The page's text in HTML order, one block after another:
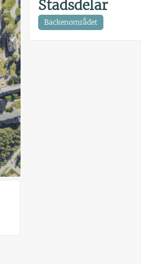
Stadsdelar
Backenområdet